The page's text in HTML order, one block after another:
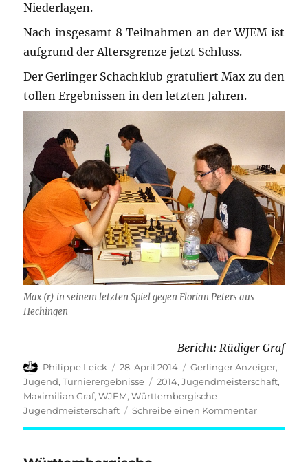
Niederlagen.
Nach insgesamt 8 Teilnahmen an der WJEM ist
aufgrund der Altersgrenze jetzt Schluss.
Der Gerlinger Schachklub gratuliert Max zu den
tollen Ergebnissen in den letzten Jahren.
Max (r) in seinem letzten Spiel gegen Florian Peters aus
Hechingen
Bericht: Rüdiger Graf
Autor
Philippe Leick
Veröffentlicht
am
28. April 2014 Kategorien
Gerlinger Anzeiger,
Jugend,Turnierergebnisse Schlagwörter
2014,Jugendmeisterschaft,
Maximilian Graf,WJEM,Württembergische
Jugendmeisterschaft
Schreibe einen Kommentarzu
Maximilian